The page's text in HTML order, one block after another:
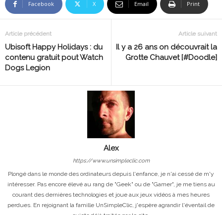
Facebook X Email Print
Article précédent
Ubisoft Happy Holidays : du
contenu gratuit pout Watch
Dogs Legion
Article suivant
Il y a 26 ans on découvrait la
Grotte Chauvet [#Doodle]
Alex
https://www.unsimpleclic.com
Plongé dans le monde des ordinateurs depuis l'enfance, je n'ai cessé de m'y
intéresser. Pas encore élevé au rang de "Geek" ou de "Gamer", je me tiens au
courant des dernières technologies et joue aux jeux vidéos à mes heures
perdues. En rejoignant la famille UnSimpleClic, j'espère agrandir l'éventail de